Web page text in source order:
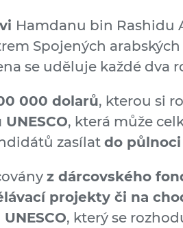
Hamdanu bin Rashidu
Spojených
se uděluje každé dva
000 dolarů, kterou si
, která může
zasílat do půlnoci
z dárcovského
projekty či na
, který se